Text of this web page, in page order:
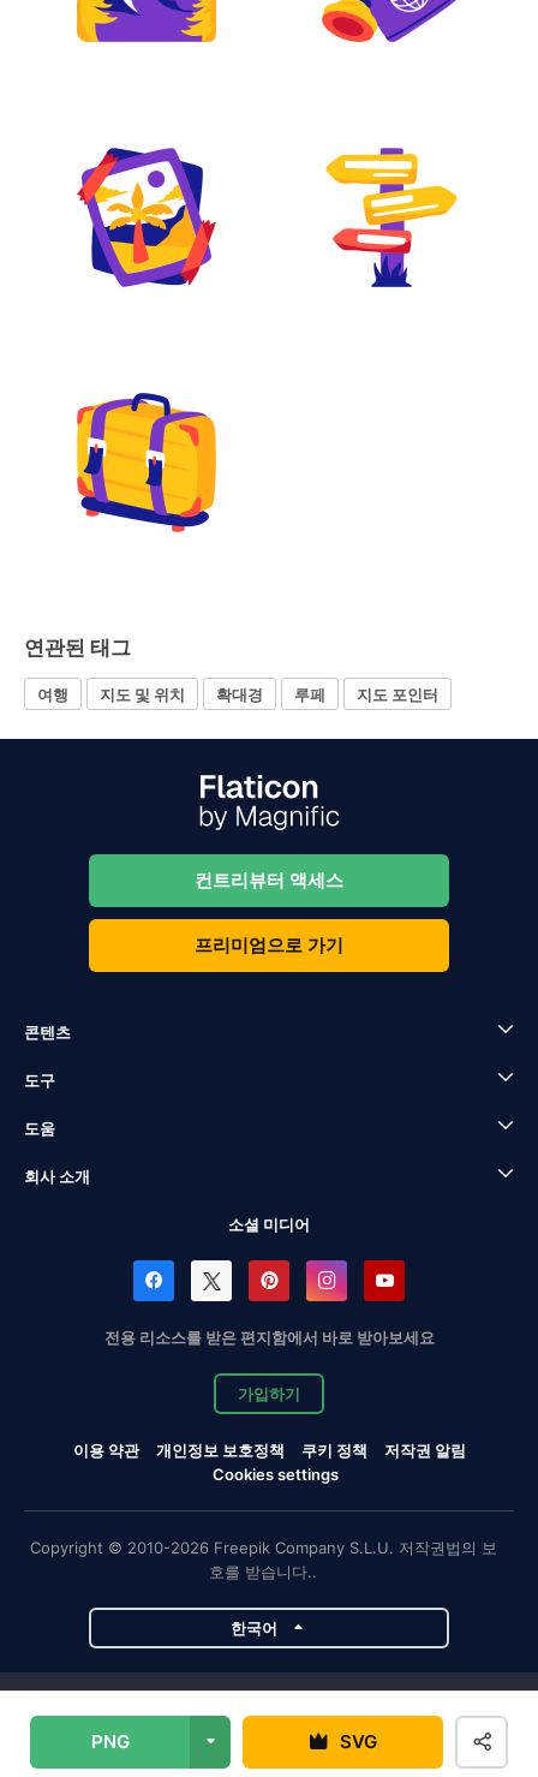
PNG SVG
연관된 태그
여행 지도 및 위치 확대경 루페 지도 포인터
컨트리뷰터 액세스
프리미엄으로 가기
콘텐츠
도구
도움
회사 소개
소셜 미디어
전용 리소스를 받은 편지함에서 바로 받아보세요
가입하기
이용 약관 개인정보 보호정책 쿠키 정책
저작권 알림
Cookies settings
Copyright © 2010-2026 Freepik Company S.L.U. 저작권법의 보
호를 받습니다..
한국어